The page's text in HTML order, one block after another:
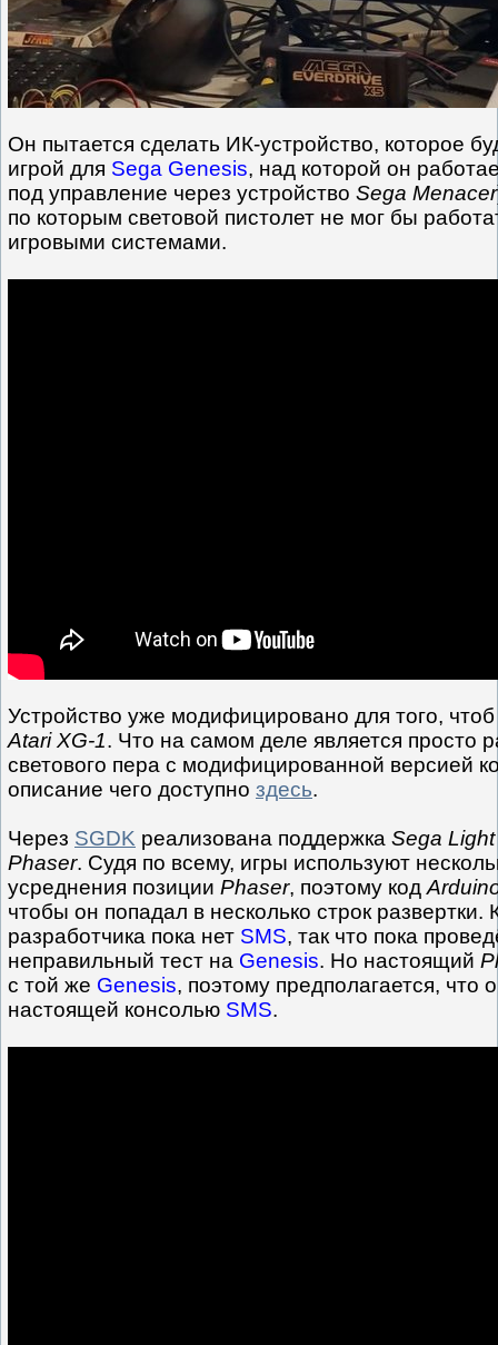
Он пытается сделать ИК-устройство, которое
игрой для Sega Genesis, над которой он
под управление через устройство Sega Menacer
по которым световой пистолет не мог бы
игровыми системами.
Устройство уже модифицировано для того,
Atari XG-1. Что на самом деле является просто
светового пера с модифицированной версией
описание чего доступно здесь.
Через SGDK реализована поддержка Sega
Phaser. Судя по всему, игры используют
усреднения позиции Phaser, поэтому код
чтобы он попадал в несколько строк
разработчика пока нет SMS, так что пока
неправильный тест на Genesis. Но настоящий
с той же Genesis, поэтому предполагается, что
настоящей консолью SMS.